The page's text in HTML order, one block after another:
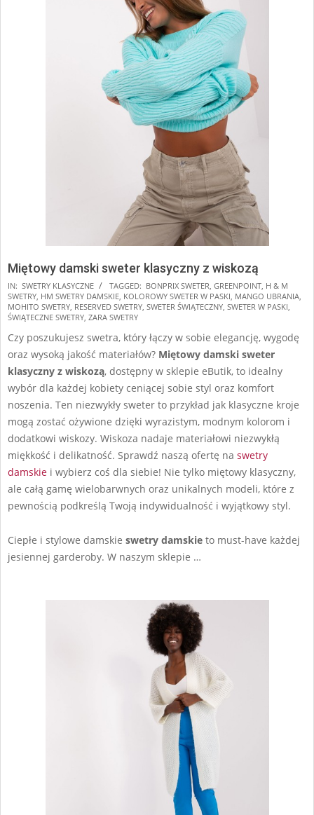
Miętowy damski sweter klasyczny z wiskozą
2025-
11-
20
IN: SWETRY KLASYCZNE TAGGED: BONPRIX SWETER GREENPOINT H & M
SWETRY HM SWETRY DAMSKIE KOLOROWY SWETER W PASKI MANGO UBRANIA
MOHITO SWETRY RESERVED SWETRY SWETER ŚWIĄTECZNY SWETER W PASKI
ŚWIĄTECZNE SWETRY ZARA SWETRY
Czy poszukujesz swetra, który łączy w sobie elegancję, wygodę
oraz wysoką jakość materiałów? Miętowy damski sweter
klasyczny z wiskozą, dostępny w sklepie eButik, to idealny
wybór dla każdej kobiety ceniącej sobie styl oraz komfort
noszenia. Ten niezwykły sweter to przykład jak klasyczne kroje
mogą zostać ożywione dzięki wyrazistym, modnym kolorom i
dodatkowi wiskozy. Wiskoza nadaje materiałowi niezwykłą
miękkość i delikatność. Sprawdź naszą ofertę na swetry
damskie i wybierz coś dla siebie! Nie tylko miętowy klasyczny,
ale całą gamę wielobarwnych oraz unikalnych modeli, które z
pewnością podkreślą Twoją indywidualność i wyjątkowy styl.
Ciepłe i stylowe damskie swetry damskie to must-have każdej
jesiennej garderoby. W naszym sklepie …